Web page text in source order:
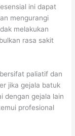
ini dapat
mengurangi
melakukan
rasa sakit
paliatif dan
jika gejala batuk
dengan gejala lain
profesional